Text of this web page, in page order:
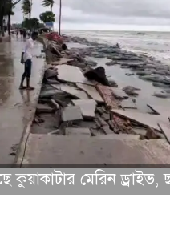
কুয়াকাটার মেরিন ড্রাইভ,